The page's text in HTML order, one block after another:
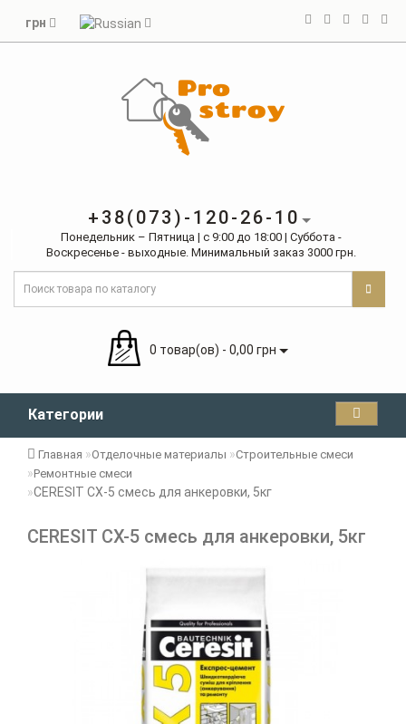
грн
+38(073)-120-26-10
Понедельник – Пятница | с 9:00 до 18:00 | Суббота -
Воскресенье - выходные. Минимальный заказ 3000 грн.
0 товар(ов) - 0,00 грн
Категории
Главная Отделочные материалы
Строительные смеси
Ремонтные смеси
CERESIT CX-5 смесь для анкеровки, 5кг
CERESIT CX-5 смесь для анкеровки, 5кг